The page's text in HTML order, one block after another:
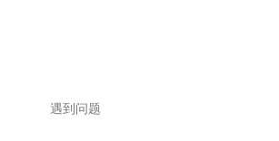
遇到问题